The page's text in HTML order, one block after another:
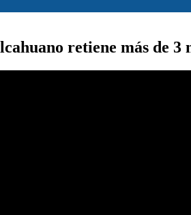
retiene más de